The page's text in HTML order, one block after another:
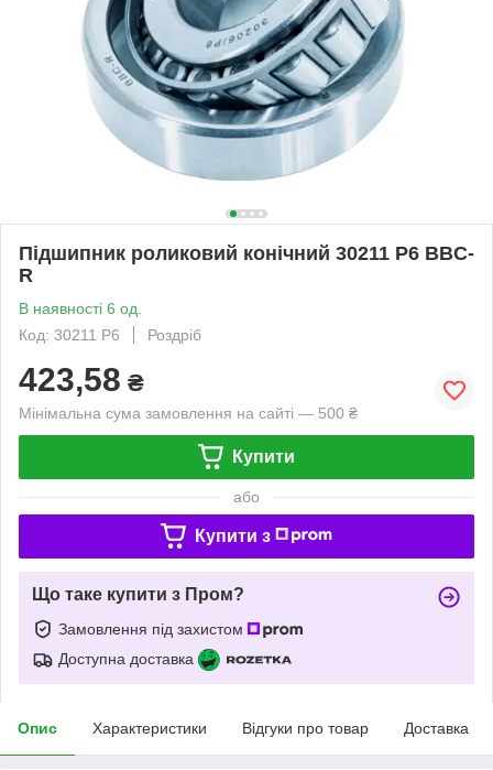
Підшипник роликовий конічний 30211 P6 BBC-
R
В наявності 6 од.
Код: 30211 P6
Роздріб
423,58 ₴
Мінімальна сума замовлення на сайті — 500 ₴
Купити
або
Купити з
Що таке купити з Пром?
Замовлення під захистом
Доступна доставка
Опис Характеристики Відгуки про товар Доставка